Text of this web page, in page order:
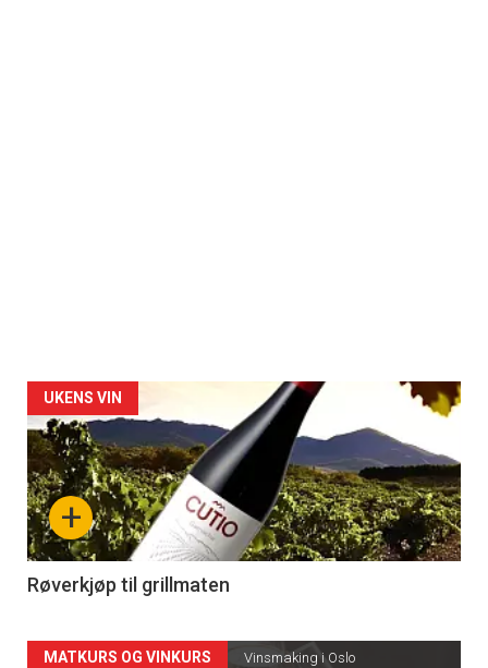
+
UKENS VIN
Røverkjøp til grillmaten
MATKURS OG VINKURS Vinsmaking i Oslo